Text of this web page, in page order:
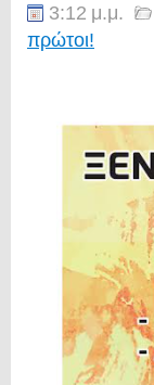
3:12 μ.μ.
πρώτοι!